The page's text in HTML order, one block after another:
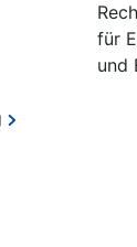
für
und